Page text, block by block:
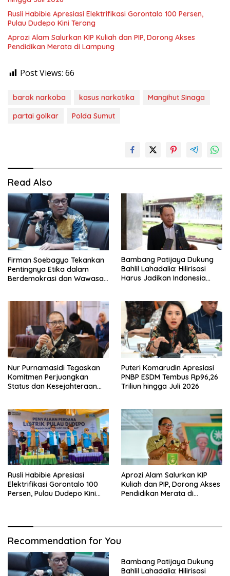
Rusli Habibie Apresiasi Elektrifikasi Gorontalo 100 Persen,
Pulau Dudepo Kini Terang
Aprozi Alam Salurkan KIP Kuliah dan PIP, Dorong Akses
Pendidikan Merata di Lampung
Post Views: 66
barak narkoba kasus narkotika
Mangihut Sinaga
partai golkar
Polda Sumut
Read Also
Firman Soebagyo Tekankan
Pentingnya Etika dalam
Berdemokrasi dan Wawasan
Bambang Patijaya Dukung
Bahlil Lahadalia: Hilirisasi
Harus Jadikan Indonesia
Nur Purnamasidi Tegaskan
Komitmen Perjuangkan
Status dan Kesejahteraan
Puteri Komarudin Apresiasi
PNBP ESDM Tembus Rp96,26
Triliun hingga Juli 2026
Rusli Habibie Apresiasi
Elektrifikasi Gorontalo 100
Persen, Pulau Dudepo Kini
Aprozi Alam Salurkan KIP
Kuliah dan PIP, Dorong Akses
Pendidikan Merata di
Recommendation for You
Bambang Patijaya Dukung
Bahlil Lahadalia: Hilirisasi